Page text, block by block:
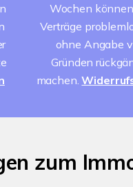
Wochen
Verträge
ohne Angabe
Gründen
machen.
zum